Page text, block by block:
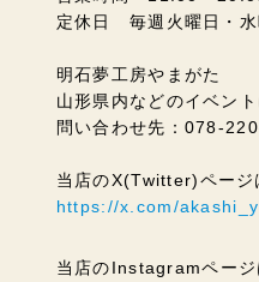
定休日 毎週火曜日・水
明石夢工房やまがた
山形県内などのイベン
問い合わせ先：078-
当店のX(Twitter)ページ
https://x.com/
当店のInstagramページ